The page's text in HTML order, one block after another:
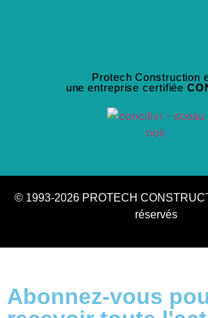
Protech Construction
une entreprise certifiée
© 1993-2026 PROTECH
réservés
Abonnez-vous